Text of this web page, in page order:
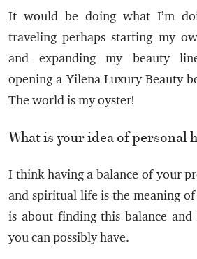
It would be doing what I’m
traveling perhaps starting my
and expanding my beauty
opening a Yilena Luxury Beauty
The world is my oyster!
What is your idea of personal
I think having a balance of your
and spiritual life is the meaning
is about finding this balance
you can possibly have.